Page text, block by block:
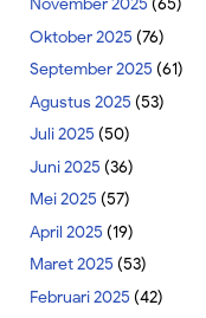
November 2025 (65)
Oktober 2025 (76)
September 2025 (61)
Agustus 2025 (53)
Juli 2025 (50)
Juni 2025 (36)
Mei 2025 (57)
April 2025 (19)
Maret 2025 (53)
Februari 2025 (42)